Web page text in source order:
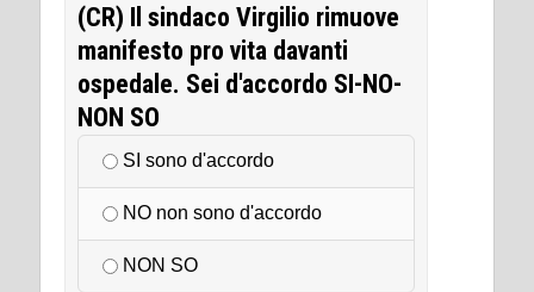
(CR) Il sindaco Virgilio rimuove
manifesto pro vita davanti
ospedale. Sei d'accordo SI-NO-
NON SO
SI sono d'accordo
NO non sono d'accordo
NON SO